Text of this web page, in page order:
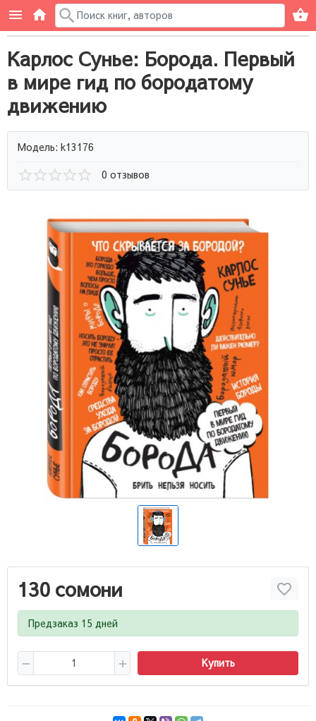
Карлос Сунье: Борода. Первый
в мире гид по бородатому
движению
Модель: k13176
0 отзывов
130 сомони
Предзаказ 15 дней
Купить